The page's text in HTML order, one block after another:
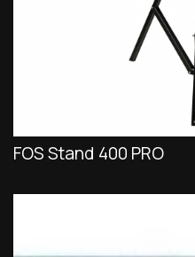
FOS Stand 400 PRO